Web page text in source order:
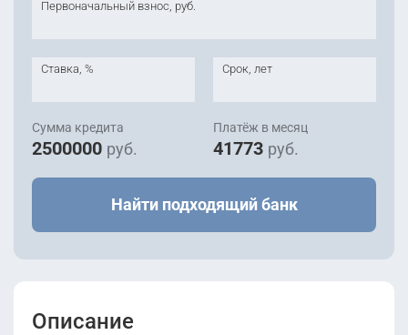
Первоначальный взнос, руб.
Ставка, % Срок, лет
Сумма кредита
2500000 руб.
Платёж в месяц
41773 руб.
Найти подходящий банк
Описание